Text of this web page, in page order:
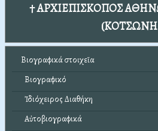
† ΑΡΧΙΕΠΙΣΚΟΠΟΣ
Βιογραφικά στοιχεῖα
Βιογραφικό
Ἰδιόχειρος Διαθήκη
Αὐτοβιογραφικά